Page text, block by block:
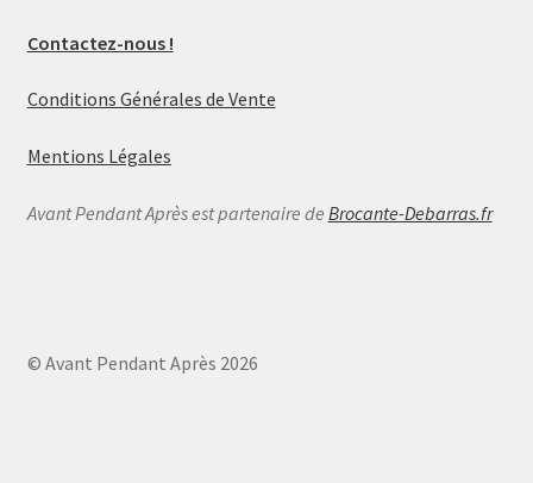
Contactez-nous !
Conditions Générales de Vente
Mentions Légales
Avant Pendant Après est partenaire de Brocante-Debarras.fr
© Avant Pendant Après 2026